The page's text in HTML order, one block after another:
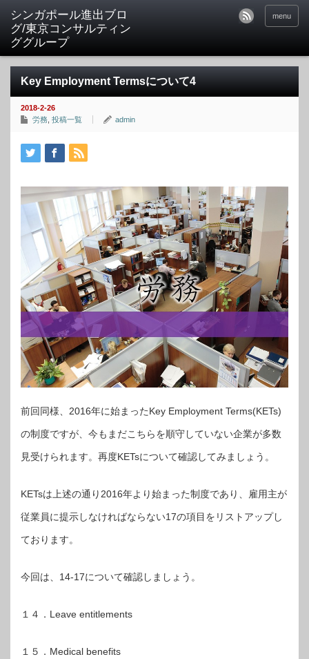
シンガポール進出ブロ
グ/東京コンサルティン
ググループ
menu
Key Employment Termsについて4
2018-2-26
労務 投稿一覧 admin
前回同様、2016年に始まったKey Employment Terms(KETs)
の制度ですが、今もまだこちらを順守していない企業が多数
見受けられます。再度KETsについて確認してみましょう。
KETsは上述の通り2016年より始まった制度であり、雇用主が
従業員に提示しなければならない17の項目をリストアップし
ております。
今回は、14-17について確認しましょう。
１４．Leave entitlements
１５．Medical benefits